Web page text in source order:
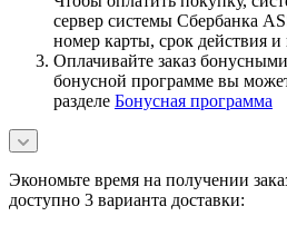
сервер системы Сбербанка
номер карты, срок действия и
Оплачивайте заказ
бонусной программе вы
разделе Бонусная программа
Экономьте время на получении
доступно 3 варианта доставки: